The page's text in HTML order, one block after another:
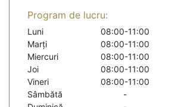
Program de lucru:
Luni
08:00-11:00
Marți
08:00-11:00
Miercuri
08:00-11:00
Joi
08:00-11:00
Vineri
08:00-11:00
Sâmbătă
-